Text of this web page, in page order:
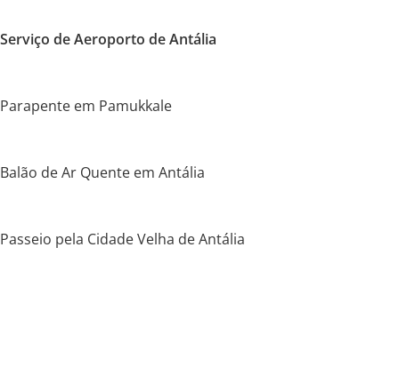
Serviço de Aeroporto de Antália
Parapente em Pamukkale
Balão de Ar Quente em Antália
Passeio pela Cidade Velha de Antália